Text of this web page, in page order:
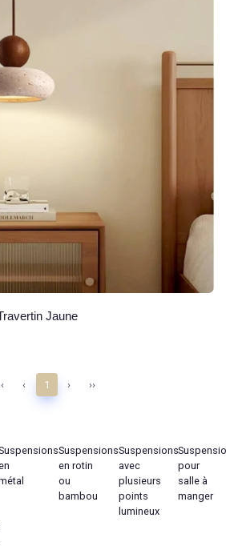
Jaune
‹ 1 › ››
Suspensions
en rotin
ou
bambou
Suspensions
avec
plusieurs
points
lumineux
pour
salle à
manger